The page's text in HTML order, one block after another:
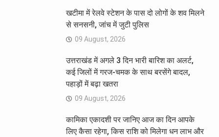
खटीमा में रेलवे स्टेशन के पास दो लोगों के शव मिलने
से सनसनी, जांच में जुटी पुलिस
09 August, 2026
उत्तराखंड में अगले 3 दिन भारी बारिश का अलर्ट,
कई जिलों में गरज-चमक के साथ बरसेंगे बादल,
पहाड़ों में बढ़ा खतरा
09 August, 2026
कामिका एकादशी पर जानिए आज का दिन आपके
लिए कैसा रहेगा, किस राशि को मिलेगा धन लाभ और